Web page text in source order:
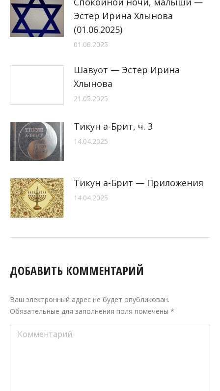
Эстер Ирина Хлынова
(01.06.2025)
01.06.2025
Шавуот — Эстер Ирина
Хлынова
21.05.2025
Тикун а-Брит, ч. 3
14.04.2025
Тикун а-Брит — Приложения
14.04.2025
ДОБАВИТЬ КОММЕНТАРИЙ
Ваш электронный адрес не будет опубликован.
Обязательные для заполнения поля помечены *
Комментарий